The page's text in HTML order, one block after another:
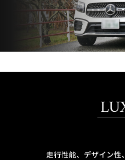
走行性能、デザイン性